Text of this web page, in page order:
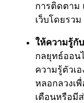
การติดตาม
เว็บโดยรวม
ให้ความรู้กั
กลยุทธ์ออน
ความรู้ตัวเ
หลอกลวงเ
เตือนหรือมี